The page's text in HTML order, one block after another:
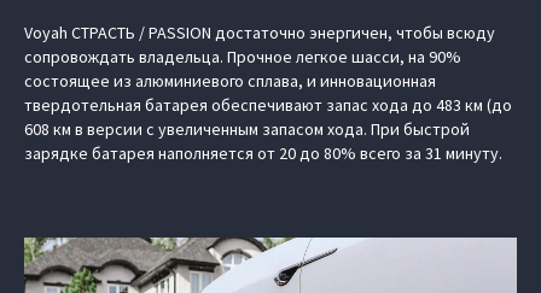
Voyah СТРАСТЬ / PASSION достаточно энергичен, чтобы всюду
сопровождать владельца. Прочное легкое шасси, на 90%
состоящее из алюминиевого сплава, и инновационная
твердотельная батарея обеспечивают запас хода до 483 км (до
608 км в версии с увеличенным запасом хода. При быстрой
зарядке батарея наполняется от 20 до 80% всего за 31 минуту.